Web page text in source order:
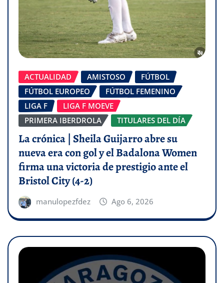
ACTUALIDAD AMISTOSO
FÚTBOL
FÚTBOL EUROPEO
FÚTBOL FEMENINO
LIGA F
LIGA F MOEVE
PRIMERA IBERDROLA
TITULARES DEL DÍA
La crónica | Sheila Guijarro abre su
nueva era con gol y el Badalona Women
firma una victoria de prestigio ante el
Bristol City (4-2)
manulopezfdez Ago 6, 2026